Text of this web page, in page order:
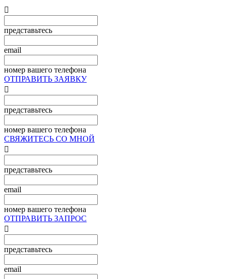

представьтесь
email
номер вашего телефона
ОТПРАВИТЬ ЗАЯВКУ

представьтесь
номер вашего телефона
СВЯЖИТЕСЬ СО МНОЙ

представьтесь
email
номер вашего телефона
ОТПРАВИТЬ ЗАПРОС

представьтесь
email